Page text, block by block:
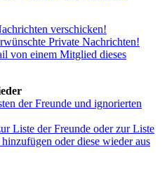
verschicken!
Private Nachrichten!
von einem Mitglied dieses
der Freunde und ignorierten
Liste der Freunde oder zur Liste
oder diese wieder aus